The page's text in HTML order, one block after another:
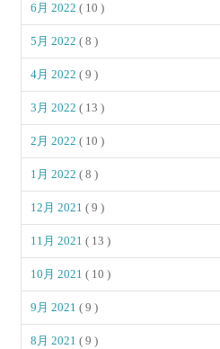
6月 2022( 10 )
5月 2022( 8 )
4月 2022( 9 )
3月 2022( 13 )
2月 2022( 10 )
1月 2022( 8 )
12月 2021( 9 )
11月 2021( 13 )
10月 2021( 10 )
9月 2021( 9 )
8月 2021( 9 )